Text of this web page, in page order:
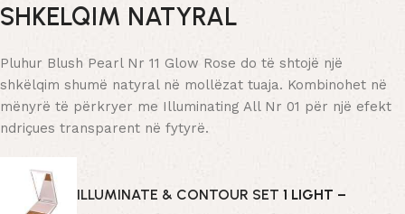
SHKELQIM NATYRAL
Pluhur Blush Pearl Nr 11 Glow Rose do të shtojë një
shkëlqim shumë natyral në mollëzat tuaja. Kombinohet në
mënyrë të përkryer me Illuminating All Nr 01 për një efekt
ndriçues transparent në fytyrë.
ILLUMINATE & CONTOUR SET 1 LIGHT –